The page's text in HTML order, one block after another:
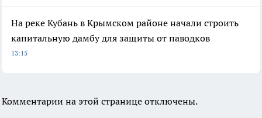
На реке Кубань в Крымском районе начали строить
капитальную дамбу для защиты от паводков
13:15
Комментарии на этой странице отключены.